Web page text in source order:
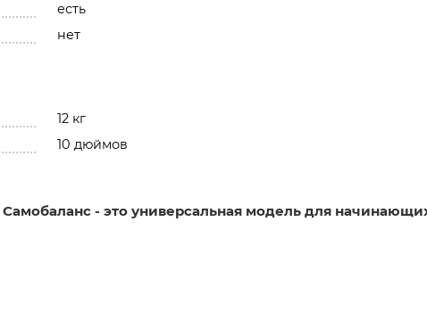
есть
нет
12 кг
10 дюймов
- это универсальная модель для